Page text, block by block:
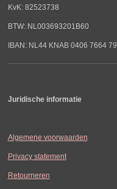
KvK: 82523738
BTW: NL003693201B60
IBAN: NL44 KNAB 0406 7664 79
Juridische informatie
Algemene voorwaarden
Privacy statement
Retourneren